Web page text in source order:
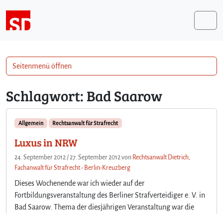
Schlagwort: Bad Saarow
Allgemein Rechtsanwalt für Strafrecht
Luxus in NRW
24. September 2012 /27. September 2012von Rechtsanwalt Dietrich,
Fachanwalt für Strafrecht - Berlin-Kreuzberg
Dieses Wochenende war ich wieder auf der
Fortbildungsveranstaltung des Berliner Strafverteidiger e. V. in
Bad Saarow. Thema der diesjährigen Veranstaltung war die
Seitenmenü öffnen